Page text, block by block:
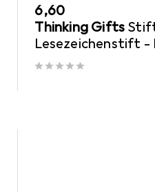
EUR
6,60
Thinking Gifts
Lesezeichenstift -